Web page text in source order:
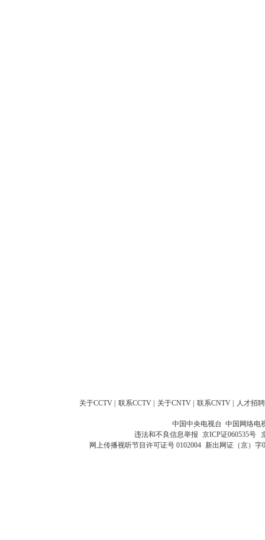
关于CCTV 联系CCTV 关于CNTV 联系CNTV 人才招聘
中国中央电视台 中国网络电
违法和不良信息举报 京ICP证060535号
网上传播视听节目许可证号 0102004 新出网证（京）